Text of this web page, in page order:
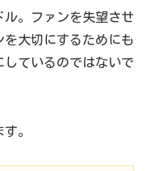
ル。ファンを失望させ
大切にするためにも
ているのではないで
。